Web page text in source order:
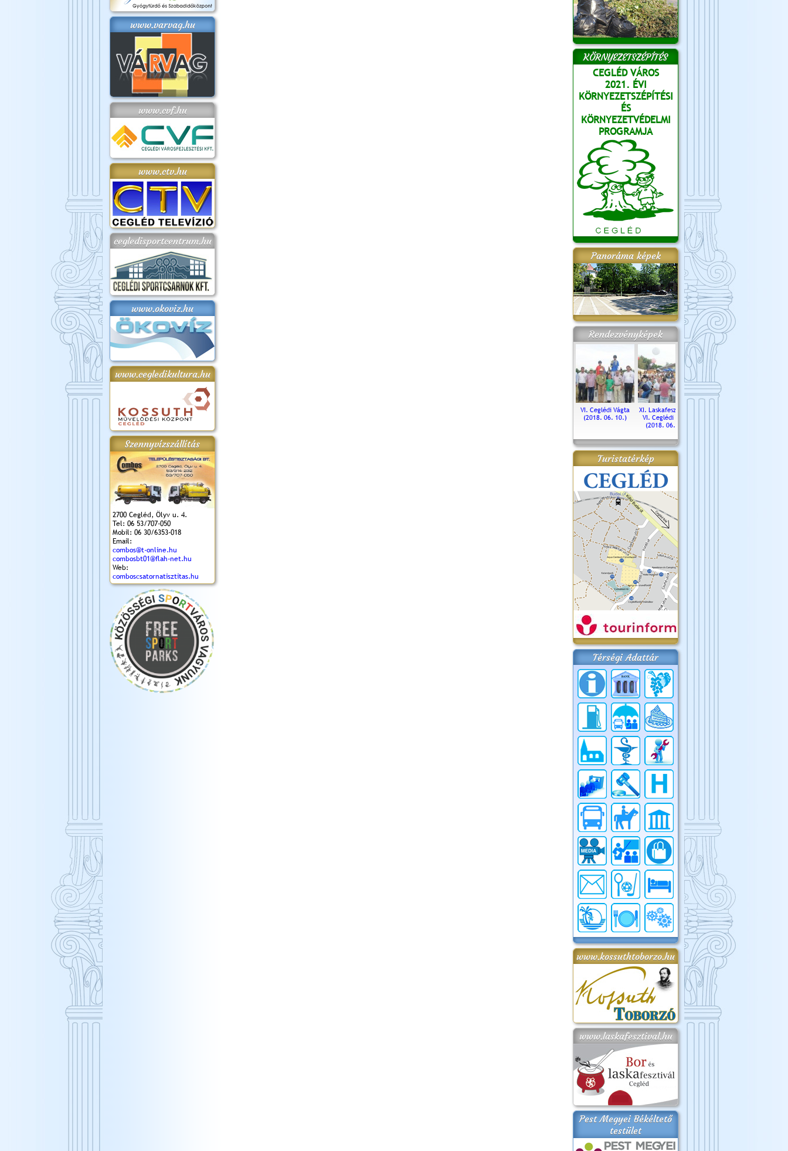
www.varvag.hu
www.cvf.hu
www.ctv.hu
cegledisportcentrum.hu
www.okoviz.hu
www.cegledikultura.hu
Szennyvízszállítás
2700 Cegléd, Ölyv u. 4.
Tel: 06 53/707-050
Mobil: 06 30/6353-018
Email:
combos@t-online.hu
combosbt01@flah-net.hu
Web:
comboscsatornatisztitas.hu
KÖRNYEZETSZÉPÍTÉS
CEGLÉD VÁROS
2021. ÉVI
KÖRNYEZETSZÉPÍTÉSI
ÉS
KÖRNYEZETVÉDELMI
PROGRAMJA
Panoráma képek
Rendezvényképek
VI. Ceglédi Vágta
(2018. 06. 10.)
XI. Laskafesztivál és
VI. Ceglédi Vágta
(2018. 06. 10.)
Városnapok 2018.
Kossuth Toborzó
Ünnepély
Szent István Ünnepe
(2017. 08. 20.)
Turistatérkép
Térségi Adattár
www.kossuthtoborzo.hu
www.laskafesztival.hu
Pest Megyei Békéltető
testület